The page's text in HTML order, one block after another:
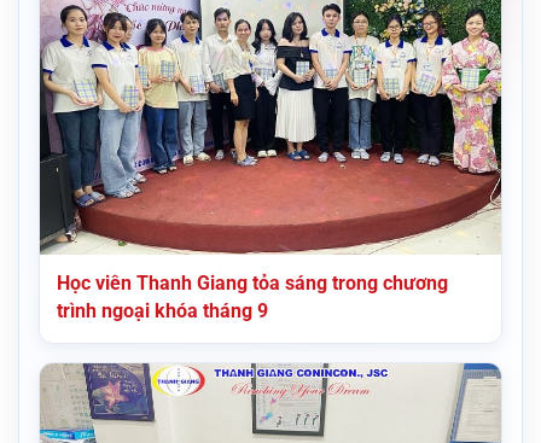
Học viên Thanh Giang tỏa sáng trong chương
trình ngoại khóa tháng 9